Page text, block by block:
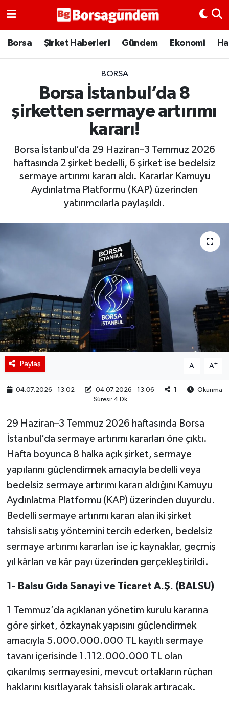
Borsa Şirket Haberleri Gündem Ekonomi
BORSA
Borsa İstanbul’da 8
şirketten sermaye artırımı
kararı!
Borsa İstanbul’da 29 Haziran–3 Temmuz 2026
haftasında 2 şirket bedelli, 6 şirket ise bedelsiz
sermaye artırımı kararı aldı. Kararlar Kamuyu
Aydınlatma Platformu (KAP) üzerinden
yatırımcılarla paylaşıldı.
Paylaş A- A+
04.07.2026 - 13:02 04.07.2026 - 13:06 1
Okunma
Süresi: 4 Dk
29 Haziran–3 Temmuz 2026 haftasında Borsa
İstanbul’da sermaye artırımı kararları öne çıktı.
Hafta boyunca 8 halka açık şirket, sermaye
yapılarını güçlendirmek amacıyla bedelli veya
bedelsiz sermaye artırımı kararı aldığını Kamuyu
Aydınlatma Platformu (KAP) üzerinden duyurdu.
Bedelli sermaye artırımı kararı alan iki şirket
tahsisli satış yöntemini tercih ederken, bedelsiz
sermaye artırımı kararları ise iç kaynaklar, geçmiş
yıl kârları ve kâr payı üzerinden gerçekleştirildi.
1- Balsu Gıda Sanayi ve Ticaret A.Ş. (BALSU)
1 Temmuz’da açıklanan yönetim kurulu kararına
göre şirket, özkaynak yapısını güçlendirmek
amacıyla 5.000.000.000 TL kayıtlı sermaye
tavanı içerisinde 1.112.000.000 TL olan
çıkarılmış sermayesini, mevcut ortakların rüçhan
haklarını kısıtlayarak tahsisli olarak artıracak.
Borsa
Emtia
Galeri
Gündem
Şirket Haberleri
Borsa Gundem
BIST 100 Isı Haritası
Coin Isı Haritası
Ekonomik Takvim
Kiripto Para Piyasası
Gizlilik Sözleşmesi